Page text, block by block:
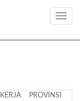
PROVINSI